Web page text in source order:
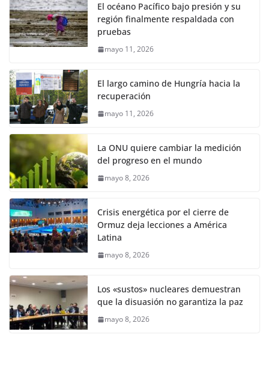
El océano Pacífico bajo presión y su
región finalmente respaldada con
pruebas
mayo 11, 2026
El largo camino de Hungría hacia la
recuperación
mayo 11, 2026
La ONU quiere cambiar la medición
del progreso en el mundo
mayo 8, 2026
Crisis energética por el cierre de
Ormuz deja lecciones a América
Latina
mayo 8, 2026
Los «sustos» nucleares demuestran
que la disuasión no garantiza la paz
mayo 8, 2026